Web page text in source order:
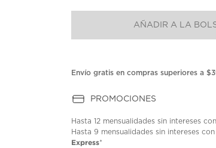
en
la
AÑADIR A LA
Envío gratis en compras superiores a
PROMOCIONES
Hasta12 mensualidades sin intereses
Hasta9 mensualidades sin intereses
Express*